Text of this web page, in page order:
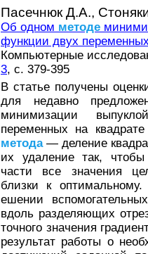
Пасечнюк Д.А.,
Об одном методе
функции двух
Компьютерные
3, с. 379-395
В статье получены
для недавно
минимизации
переменных на
метода— деление
их удаление так,
части все значения
близки к
ешении
вдоль разделяющих
точного значения
результат работы о